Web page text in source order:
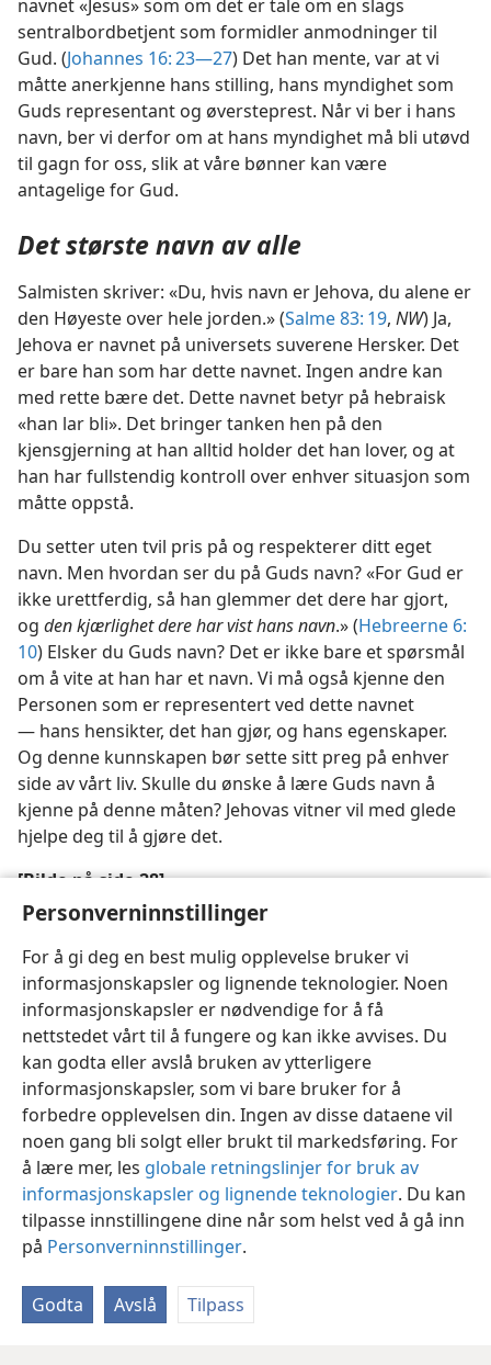
Personverninnstillinger
For å gi deg en best mulig opplevelse bruker vi
informasjonskapsler og lignende teknologier. Noen
informasjonskapsler er nødvendige for å få
nettstedet vårt til å fungere og kan ikke avvises. Du
kan godta eller avslå bruken av ytterligere
informasjonskapsler, som vi bare bruker for å
forbedre opplevelsen din. Ingen av disse dataene vil
noen gang bli solgt eller brukt til markedsføring. For
å lære mer, les globale retningslinjer for bruk av
informasjonskapsler og lignende teknologier. Du kan
tilpasse innstillingene dine når som helst ved å gå inn
på Personverninnstillinger.
Godta Avslå Tilpass
navnet «Jesus» som om det er tale om en slags
sentralbordbetjent som formidler anmodninger til
Gud. (Johannes 16: 23—27) Det han mente, var at vi
måtte anerkjenne hans stilling, hans myndighet som
Guds representant og øversteprest. Når vi ber i hans
navn, ber vi derfor om at hans myndighet må bli utøvd
til gagn for oss, slik at våre bønner kan være
antagelige for Gud.
Det største navn av alle
Salmisten skriver: «Du, hvis navn er Jehova, du alene er
den Høyeste over hele jorden.» (Salme 83: 19, NW) Ja,
Jehova er navnet på universets suverene Hersker. Det
er bare han som har dette navnet. Ingen andre kan
med rette bære det. Dette navnet betyr på hebraisk
«han lar bli». Det bringer tanken hen på den
kjensgjerning at han alltid holder det han lover, og at
han har fullstendig kontroll over enhver situasjon som
måtte oppstå.
Du setter uten tvil pris på og respekterer ditt eget
navn. Men hvordan ser du på Guds navn? «For Gud er
ikke urettferdig, så han glemmer det dere har gjort,
og den kjærlighet dere har vist hans navn.» (Hebreerne 6:
10) Elsker du Guds navn? Det er ikke bare et spørsmål
om å vite at han har et navn. Vi må også kjenne den
Personen som er representert ved dette navnet
— hans hensikter, det han gjør, og hans egenskaper.
Og denne kunnskapen bør sette sitt preg på enhver
side av vårt liv. Skulle du ønske å lære Guds navn å
kjenne på denne måten? Jehovas vitner vil med glede
hjelpe deg til å gjøre det.
[Bilde på side 28]
Vet du hvilket navn som er det største i hele universet?